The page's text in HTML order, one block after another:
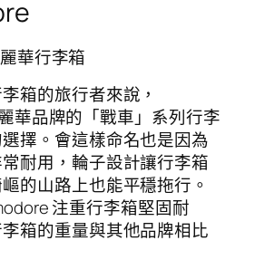
華行李箱
箱的旅行者來說，
華品牌的「戰車」系列行李
擇。會這樣命名也是因為
耐用，輪子設計讓行李箱
的山路上也能平穩拖行。
注重行李箱堅固耐
箱的重量與其他品牌相比